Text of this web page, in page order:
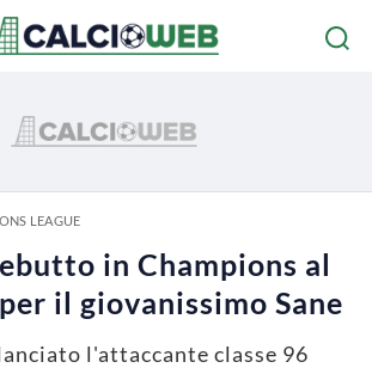
LEAGUE
in Champions al
il giovanissimo Sane
l'attaccante classe 96